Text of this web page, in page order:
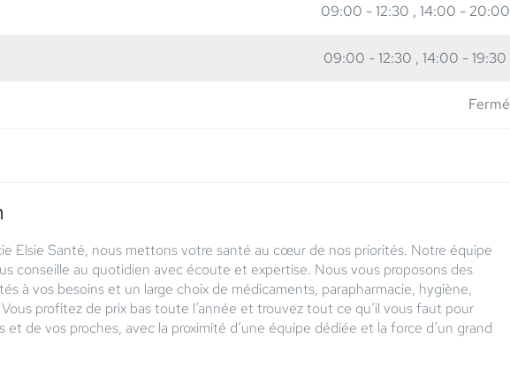
09:00 -12:30 14:00 -20:00
09:00 -12:30 14:00 -19:30
Fermé
Elsie Santé, nous mettons votre santé au cœur de nos priorités. Notre équipe
conseille au quotidien avec écoute et expertise. Nous vous proposons des
à vos besoins et un large choix de médicaments, parapharmacie, hygiène,
profitez de prix bas toute l’année et trouvez tout ce qu’il vous faut pour
et de vos proches, avec la proximité d’une équipe dédiée et la force d’un grand